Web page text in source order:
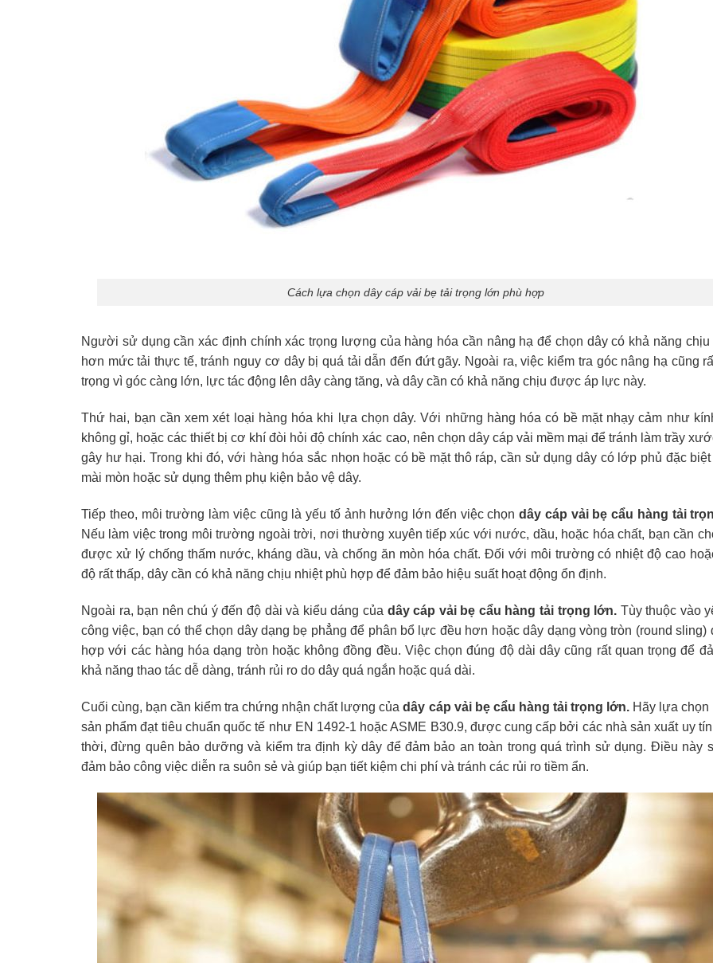
Cách lựa chọn dây cáp vải bẹ tải trọng lớn phù hợp
Người sử dụng cần xác định chính xác trọng lượng của hàng hóa cần nâng hạ để chọn dây có khả năng
hơn mức tải thực tế, tránh nguy cơ dây bị quá tải dẫn đến đứt gãy. Ngoài ra, việc kiểm tra góc nâng hạ cũng
trọng vì góc càng lớn, lực tác động lên dây càng tăng, và dây cần có khả năng chịu được áp lực này.
Thứ hai, bạn cần xem xét loại hàng hóa khi lựa chọn dây. Với những hàng hóa có bề mặt nhạy cảm như
không gỉ, hoặc các thiết bị cơ khí đòi hỏi độ chính xác cao, nên chọn dây cáp vải mềm mại để tránh làm trầy
gây hư hại. Trong khi đó, với hàng hóa sắc nhọn hoặc có bề mặt thô ráp, cần sử dụng dây có lớp phủ đặc biệt
mài mòn hoặc sử dụng thêm phụ kiện bảo vệ dây.
Tiếp theo, môi trường làm việc cũng là yếu tố ảnh hưởng lớn đến việc chọn dây cáp vải bẹ cẩu hàng tải
Nếu làm việc trong môi trường ngoài trời, nơi thường xuyên tiếp xúc với nước, dầu, hoặc hóa chất, bạn cần
được xử lý chống thấm nước, kháng dầu, và chống ăn mòn hóa chất. Đối với môi trường có nhiệt độ cao
độ rất thấp, dây cần có khả năng chịu nhiệt phù hợp để đảm bảo hiệu suất hoạt động ổn định.
Ngoài ra, bạn nên chú ý đến độ dài và kiểu dáng của dây cáp vải bẹ cẩu hàng tải trọng lớn. Tùy thuộc vào
công việc, bạn có thể chọn dây dạng bẹ phẳng để phân bổ lực đều hơn hoặc dây dạng vòng tròn (round sling)
hợp với các hàng hóa dạng tròn hoặc không đồng đều. Việc chọn đúng độ dài dây cũng rất quan trọng để
khả năng thao tác dễ dàng, tránh rủi ro do dây quá ngắn hoặc quá dài.
Cuối cùng, bạn cần kiểm tra chứng nhận chất lượng củadây cáp vải bẹ cẩu hàng tải trọng lớn.Hãy lựa chọn
sản phẩm đạt tiêu chuẩn quốc tế như EN 1492-1 hoặc ASME B30.9, được cung cấp bởi các nhà sản xuất uy
thời, đừng quên bảo dưỡng và kiểm tra định kỳ dây để đảm bảo an toàn trong quá trình sử dụng. Điều này
đảm bảo công việc diễn ra suôn sẻ và giúp bạn tiết kiệm chi phí và tránh các rủi ro tiềm ẩn.